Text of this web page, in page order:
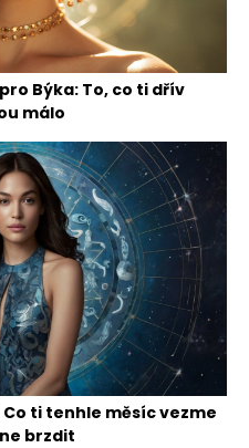
Býka: To, co ti dřív
málo
ti tenhle měsíc vezme
brzdit